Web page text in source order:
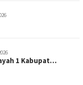
1 Kabupat…